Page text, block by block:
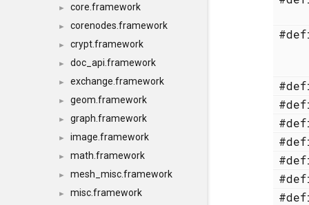
► core.framework
► corenodes.framework
► crypt.framework
► doc_api.framework
► exchange.framework
► geom.framework
► graph.framework
► image.framework
► math.framework
► mesh_misc.framework
► misc.framework